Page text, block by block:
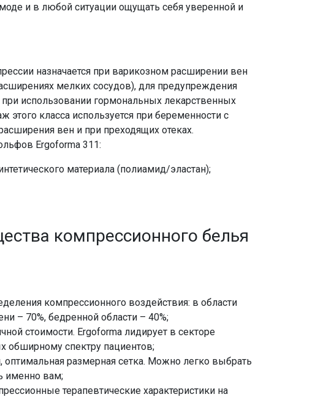
и в любой ситуации ощущать себя уверенной и
назначается при варикозном расширении вен
мелких сосудов), для предупреждения
использовании гормональных лекарственных
этого класса используется при беременности с
вен и при преходящих отеках.
Ergoforma 311:
материала (полиамид/эластан);
компрессионного белья
компрессионного воздействия: в области
– 70%, бедренной области – 40%;
стоимости. Ergoforma лидирует в секторе
обширному спектру пациентов;
размерная сетка. Можно легко выбрать
именно вам;
терапевтические характеристики на